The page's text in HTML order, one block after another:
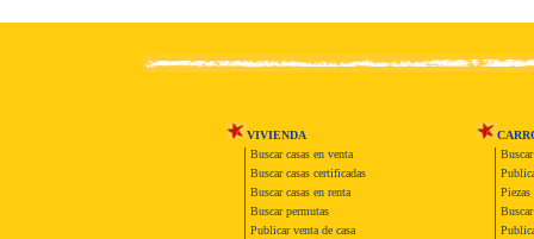
VIVIENDA
Buscar casas en venta
Buscar casas certificadas
Buscar casas en renta
Buscar permutas
Publicar venta de casa
Piezas